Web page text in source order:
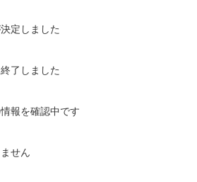
定しました
了しました
報を確認中です
せん